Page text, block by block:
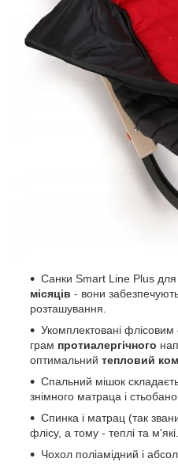
Санки Smart Line Plus для
місяців - вони
розташування.
Укомплектовані
грам протиалергічного
оптимальний тепловий
Спальний мішок
знімного матраца і
Спинка і матрац (так
флісу, а тому - теплі та м'які.
Чохол поліамідний і